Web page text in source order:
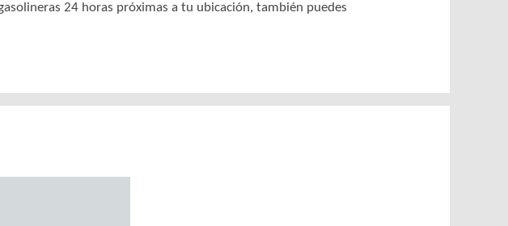
24 horas próximas a tu ubicación, también puedes